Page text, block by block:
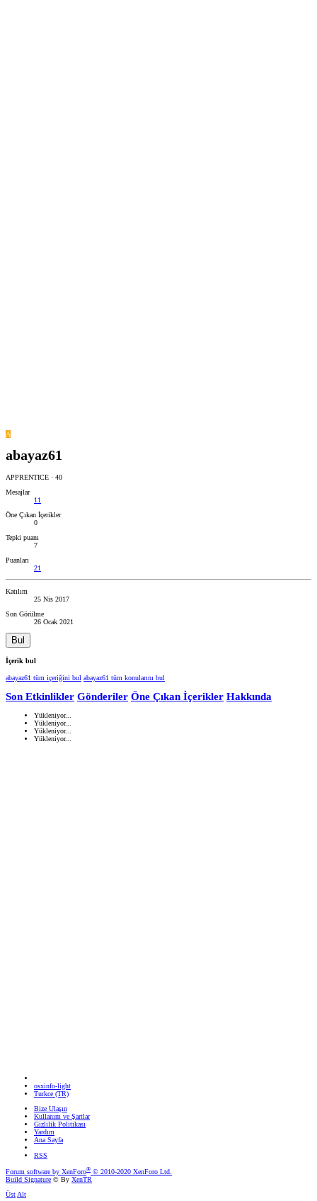
A
abayaz61
APPRENTICE · 40
Mesajlar
11
Öne Çıkan İçerikler
0
Tepki puanı
7
Puanları
21
Katılım
25 Nis 2017
Son Görülme
26 Ocak 2021
Bul
İçerik bul
abayaz61 tüm içeriğini bul abayaz61 tüm konularını bul
Son Etkinlikler Gönderiler Öne Çıkan İçerikler Hakkında
Yükleniyor...
Yükleniyor...
Yükleniyor...
Yükleniyor...
osxinfo-light
Turkce (TR)
Bize Ulaşın
Kullanım ve Şartlar
Gizlilik Politikası
Yardım
Ana Sayfa
RSS
Forum software by XenForo® © 2010-2020 XenForo Ltd.
Build Signature © By XenTR
ÜstAlt